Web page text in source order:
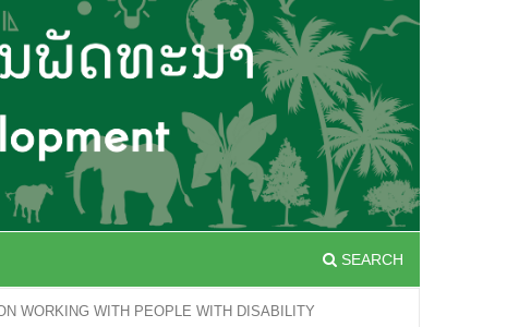
SEARCH
WITH PEOPLE WITH DISABILITY